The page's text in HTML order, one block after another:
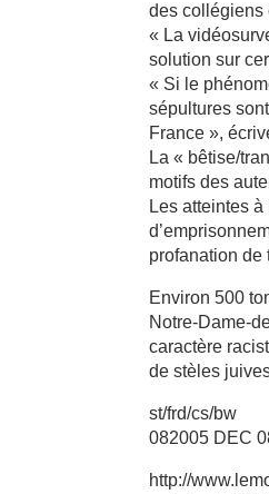
des collégiens
« La
solution sur
« Si le
sépultures
France »,
La « bêtise/
motifs des
Les atteintes à
profanation de
Environ 500
Notre-Dame-
caractère
de stèles
st/frd/cs/bw
082005 DEC
http://